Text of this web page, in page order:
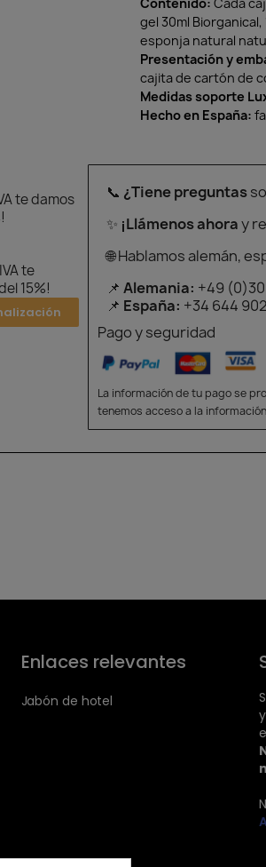
gel 30ml
esponja natural
Presentación y
cajita de cartón de
Medidas soporte
Hecho en España:
te damos
te
15%!
📞 ¿Tiene preguntas
✨ ¡Llámenos ahoray
🌐 Hablamos alemán,
📌 Alemania: +49
📌 España: +34 644
Pago y seguridad
La información de tu pago se
tenemos acceso a la
Enlaces relevantes
Jabón de hotel